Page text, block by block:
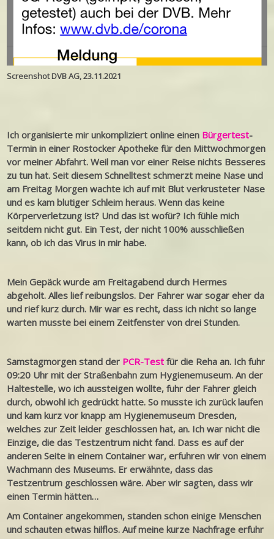
Screenshot DVB AG, 23.11.2021
Ich organisierte mir unkompliziert online einen Bürgertest-
Termin in einer Rostocker Apotheke für den Mittwochmorgen
vor meiner Abfahrt. Weil man vor einer Reise nichts Besseres
zu tun hat. Seit diesem Schnelltest schmerzt meine Nase und
am Freitag Morgen wachte ich auf mit Blut verkrusteter Nase
und es kam blutiger Schleim heraus. Wenn das keine
Körperverletzung ist? Und das ist wofür? Ich fühle mich
seitdem nicht gut. Ein Test, der nicht 100% ausschließen
kann, ob ich das Virus in mir habe.
Mein Gepäck wurde am Freitagabend durch Hermes
abgeholt. Alles lief reibungslos. Der Fahrer war sogar eher da
und rief kurz durch. Mir war es recht, dass ich nicht so lange
warten musste bei einem Zeitfenster von drei Stunden.
Samstagmorgen stand der PCR-Test für die Reha an. Ich fuhr
09:20 Uhr mit der Straßenbahn zum Hygienemuseum. An der
Haltestelle, wo ich aussteigen wollte, fuhr der Fahrer gleich
durch, obwohl ich gedrückt hatte. So musste ich zurück laufen
und kam kurz vor knapp am Hygienemuseum Dresden,
welches zur Zeit leider geschlossen hat, an. Ich war nicht die
Einzige, die das Testzentrum nicht fand. Dass es auf der
anderen Seite in einem Container war, erfuhren wir von einem
Wachmann des Museums. Er erwähnte, dass das
Testzentrum geschlossen wäre. Aber wir sagten, dass wir
einen Termin hätten…
Am Container angekommen, standen schon einige Menschen
und schauten etwas hilflos. Auf meine kurze Nachfrage erfuhr